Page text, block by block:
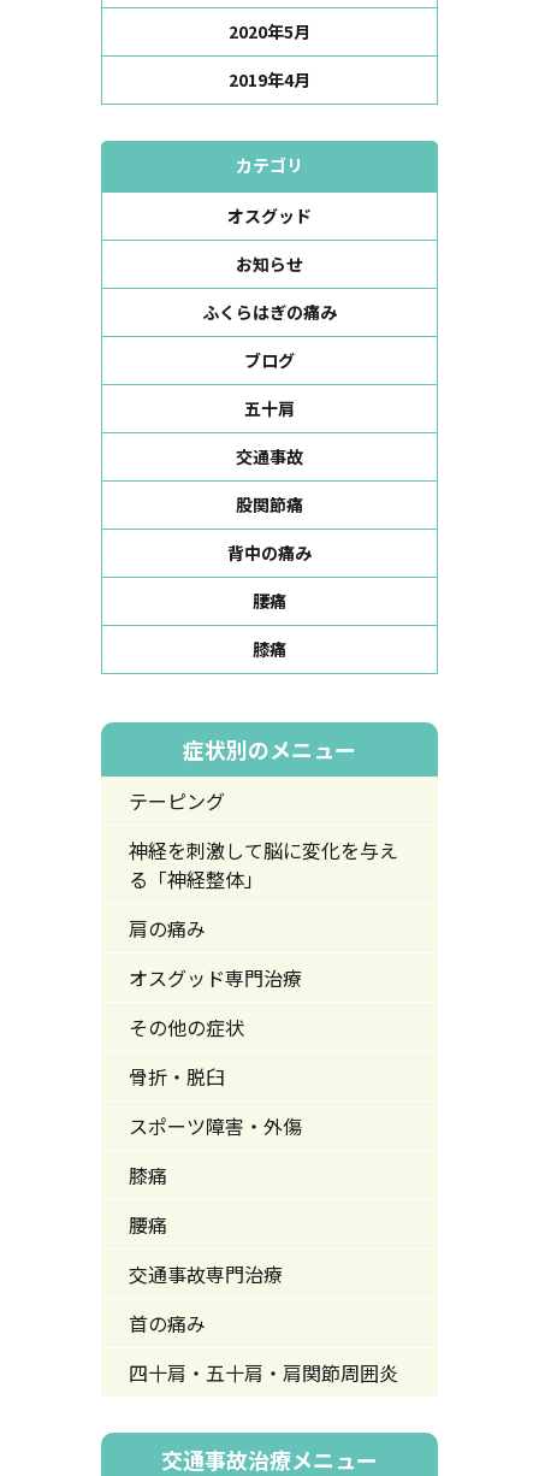
2020年5月
2019年4月
カテゴリ
オスグッド
お知らせ
ふくらはぎの痛み
ブログ
五十肩
交通事故
股関節痛
背中の痛み
腰痛
膝痛
症状別のメニュー
テーピング
神経を刺激して脳に変化を与え
る「神経整体」
肩の痛み
オスグッド専門治療
その他の症状
骨折・脱臼
スポーツ障害・外傷
膝痛
腰痛
交通事故専門治療
首の痛み
四十肩・五十肩・肩関節周囲炎
交通事故治療メニュー